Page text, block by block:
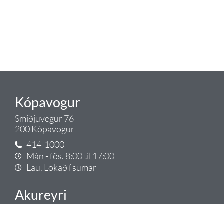
Kópavogur
Smiðjuvegur 76
200 Kópavogur
414-1000
Mán - fös. 8:00 til 17:00
Lau. Lokað í sumar
Akureyri